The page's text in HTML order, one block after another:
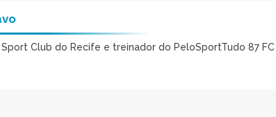
Club do Recife e treinador do PeloSportTudo 87 FC